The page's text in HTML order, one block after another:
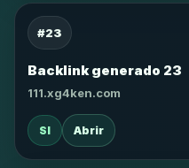
#23
Backlink generado 23
111.xg4ken.com
SI Abrir